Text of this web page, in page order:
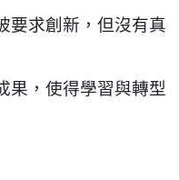
要求創新，但沒有真
果，使得學習與轉型